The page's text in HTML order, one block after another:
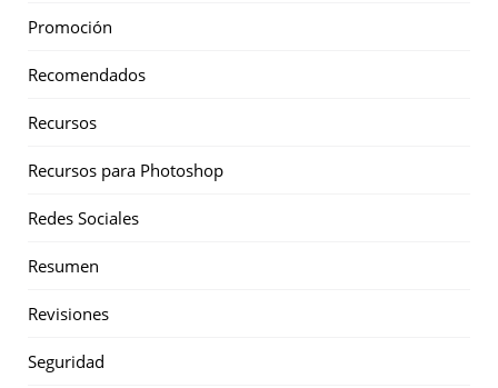
Promoción
Recomendados
Recursos
Recursos para Photoshop
Redes Sociales
Resumen
Revisiones
Seguridad